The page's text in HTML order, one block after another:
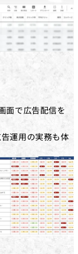
面で広告配信を
運用の実務も体